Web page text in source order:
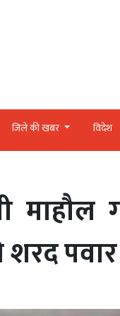
जिले की खबर विदेश
शरद